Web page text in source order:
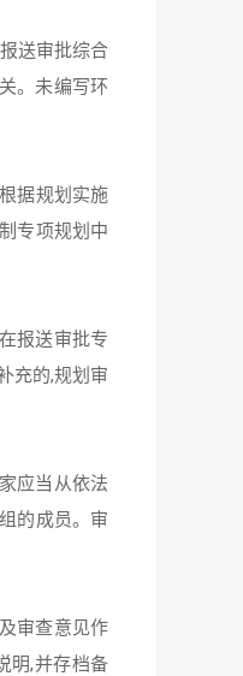
送审批综合
。未编写环
据规划实施
专项规划中
报送审批专
充的,规划审
应当从依法
的成员。审
审查意见作
明,并存档备